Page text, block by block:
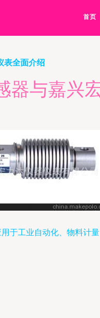
首页
表全面介绍
器与嘉兴
于工业自动化、物料计